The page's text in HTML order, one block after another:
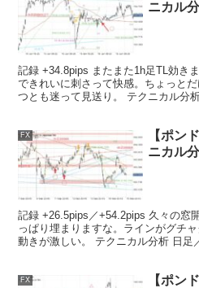
ニカル
記録 +34.8pips またまた1h足TL効き
できれいに刺さって快感。ちょっと
つとも迷って見送り。 テクニカル分
FX
【ポン
ニカル
記録 +26.5pips／+54.2pips 久々の窓
っぱり埋まりますな。ラインがグチ
動きが激しい。 テクニカル分析 日足
FX
【ポン